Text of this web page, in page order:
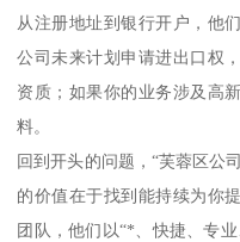
从注册地址到银行开户，他
公司未来计划申请进出口权
资质；如果你的业务涉及高
料。
回到开头的问题，“芙蓉区公
的价值在于找到能持续为你
团队，他们以“*、快捷、专